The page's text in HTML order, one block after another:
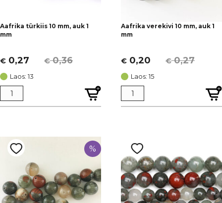
Aafrika türkiis 10 mm, auk 1
mm
€0,36
Algne
hind
oli:
€ 0,36.
€ 0,27
Current
price
is:
€ 0,27.
Laos: 13
Aafrika verekivi 10 mm, auk 1
mm
€0,27
Algne
hind
oli:
€ 0,27.
€ 0,20
Current
price
is:
€ 0,20.
Laos: 15
%